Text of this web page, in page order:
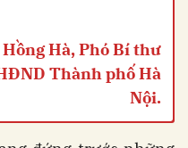
Hà, Phó Bí thư
Thành phố Hà
Nội.